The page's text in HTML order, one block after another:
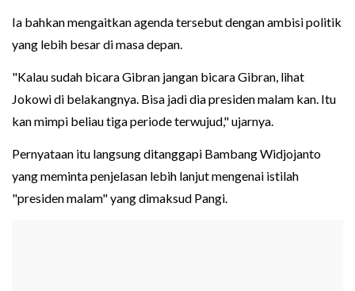
Ia bahkan mengaitkan agenda tersebut dengan ambisi politik
yang lebih besar di masa depan.
"Kalau sudah bicara Gibran jangan bicara Gibran, lihat
Jokowi di belakangnya. Bisa jadi dia presiden malam kan. Itu
kan mimpi beliau tiga periode terwujud," ujarnya.
Pernyataan itu langsung ditanggapi Bambang Widjojanto
yang meminta penjelasan lebih lanjut mengenai istilah
"presiden malam" yang dimaksud Pangi.